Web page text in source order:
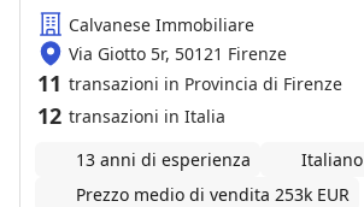
Calvanese Immobiliare
Via Giotto 5r, 50121 Firenze
11 transazioni in Provincia di Firenze
12 transazioni in Italia
13 anni di esperienza
Italiano
Prezzo medio di vendita 253k EUR